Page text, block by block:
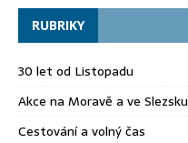
RUBRIKY
30 let od Listopadu
Akce na Moravě a ve Slezsku
Cestování a volný čas